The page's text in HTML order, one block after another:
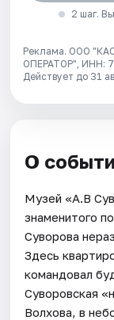
2 шаг.
Реклама. ООО
ОПЕРАТОР", ИНН:
Действует до 31
О
Музей «А.В
знаменитого
Суворова
Здесь
командовал
Суворовская
Волхова, в